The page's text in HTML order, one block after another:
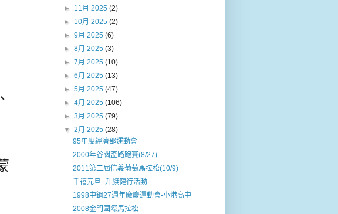
► 11月 2025(2)
► 10月 2025(2)
►9月 2025(6)
►8月 2025(3)
►7月 2025(10)
►6月 2025(13)
►5月 2025(47)
►4月 2025(106)
►3月 2025(79)
▼2月 2025(28)
95年度經濟部運動會
2000年谷關盃路跑賽(8/27)
2011第二屆信義葡萄馬拉松(10/9)
千禧元旦- 升旗健行活動
1998中鋼27週年廠慶運動會-小港高中
2008金門國際馬拉松